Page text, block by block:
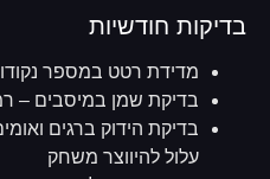
בדיקות חודשיות
מדידת רטט במספר
בדיקת שמן במיסבים –
בדיקת הידוק ברגים
עלול להיווצר משחק